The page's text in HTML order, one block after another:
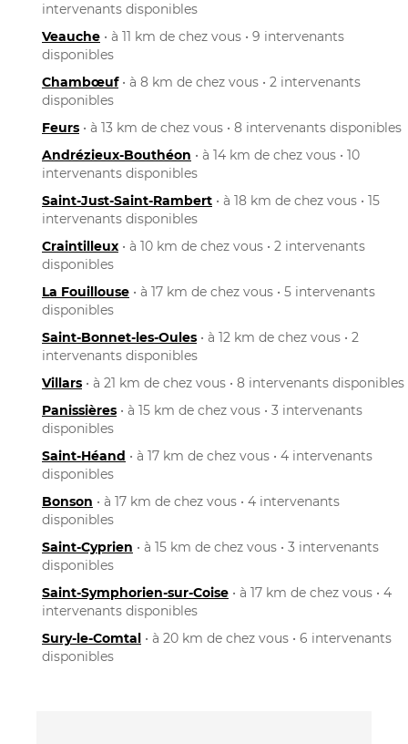
intervenants disponibles
Veauche • à 11 km de chez vous • 9 intervenants
disponibles
Chambœuf• à 8 km de chez vous • 2 intervenants
disponibles
Feurs • à 13 km de chez vous • 8 intervenants disponibles
Andrézieux-Bouthéon • à 14 km de chez vous • 10
intervenants disponibles
Saint-Just-Saint-Rambert • à 18 km de chez vous • 15
intervenants disponibles
Craintilleux • à 10 km de chez vous • 2 intervenants
disponibles
La Fouillouse • à 17 km de chez vous • 5 intervenants
disponibles
Saint-Bonnet-les-Oules • à 12 km de chez vous • 2
intervenants disponibles
Villars • à 21 km de chez vous • 8 intervenants disponibles
Panissières • à 15 km de chez vous • 3 intervenants
disponibles
Saint-Héand • à 17 km de chez vous • 4 intervenants
disponibles
Bonson • à 17 km de chez vous • 4 intervenants
disponibles
Saint-Cyprien • à 15 km de chez vous • 3 intervenants
disponibles
Saint-Symphorien-sur-Coise • à 17 km de chez vous • 4
intervenants disponibles
Sury-le-Comtal • à 20 km de chez vous • 6 intervenants
disponibles